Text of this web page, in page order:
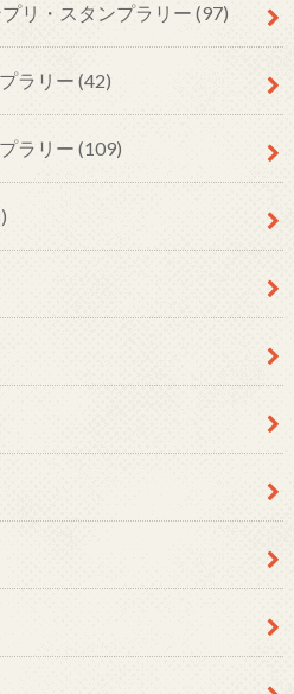
リ・スタンプラリー (97)
ラリー (42)
ラリー (109)